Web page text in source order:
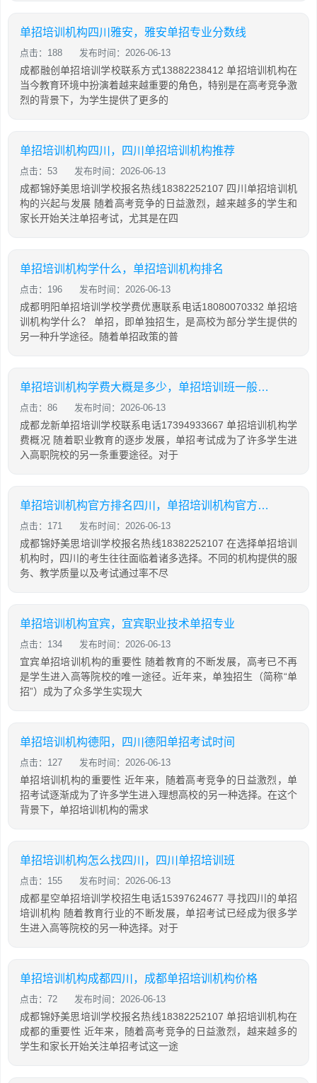
单招培训机构四川雅安，雅安单招专业分数线
点击：188 发布时间：2026-06-13
成都融创单招培训学校联系方式13882238412 单招培训机构在
当今教育环境中扮演着越来越重要的角色，特别是在高考竞争激
烈的背景下，为学生提供了更多的
单招培训机构四川，四川单招培训机构推荐
点击：53 发布时间：2026-06-13
成都锦妤美思培训学校报名热线18382252107 四川单招培训机
构的兴起与发展 随着高考竞争的日益激烈，越来越多的学生和
家长开始关注单招考试，尤其是在四
单招培训机构学什么，单招培训机构排名
点击：196 发布时间：2026-06-13
成都明阳单招培训学校学费优惠联系电话18080070332 单招培
训机构学什么？ 单招，即单独招生，是高校为部分学生提供的
另一种升学途径。随着单招政策的普
单招培训机构学费大概是多少，单招培训班一般多少钱
点击：86 发布时间：2026-06-13
成都龙新单招培训学校联系电话17394933667 单招培训机构学
费概况 随着职业教育的逐步发展，单招考试成为了许多学生进
入高职院校的另一条重要途径。对于
单招培训机构官方排名四川，单招培训机构官方排名四川有哪些
点击：171 发布时间：2026-06-13
成都锦妤美思培训学校报名热线18382252107 在选择单招培训
机构时，四川的考生往往面临着诸多选择。不同的机构提供的服
务、教学质量以及考试通过率不尽
单招培训机构宜宾，宜宾职业技术单招专业
点击：134 发布时间：2026-06-13
宜宾单招培训机构的重要性 随着教育的不断发展，高考已不再
是学生进入高等院校的唯一途径。近年来，单独招生（简称“单
招”）成为了众多学生实现大
单招培训机构德阳，四川德阳单招考试时间
点击：127 发布时间：2026-06-13
单招培训机构的重要性 近年来，随着高考竞争的日益激烈，单
招考试逐渐成为了许多学生进入理想高校的另一种选择。在这个
背景下，单招培训机构的需求
单招培训机构怎么找四川，四川单招培训班
点击：155 发布时间：2026-06-13
成都星空单招培训学校招生电话15397624677 寻找四川的单招
培训机构 随着教育行业的不断发展，单招考试已经成为很多学
生进入高等院校的另一种选择。对于
单招培训机构成都四川，成都单招培训机构价格
点击：72 发布时间：2026-06-13
成都锦妤美思培训学校报名热线18382252107 单招培训机构在
成都的重要性 近年来，随着高考竞争的日益激烈，越来越多的
学生和家长开始关注单招考试这一途